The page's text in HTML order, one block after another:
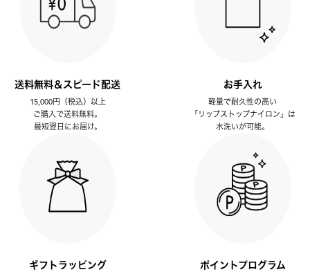
送料無料＆スピード配送
15,000円（税込）以上
ご購入で送料無料。
最短翌日にお届け。
お手入れ
軽量で耐久性の高い
「リップストップナイロン」は
水洗いが可能。
ギフトラッピング ポイントプログラム